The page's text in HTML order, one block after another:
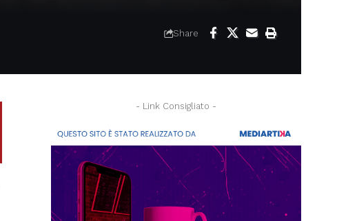
Share
- Link Consigliato -